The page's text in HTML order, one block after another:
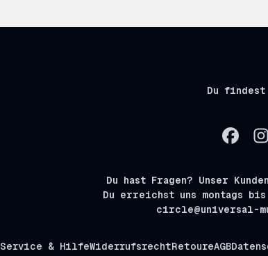
Du findest
Du hast Fragen? Unser
Du erreichst uns montags
circle@universal-
Service & HilfeWiderrufsrechtRetoureAGB